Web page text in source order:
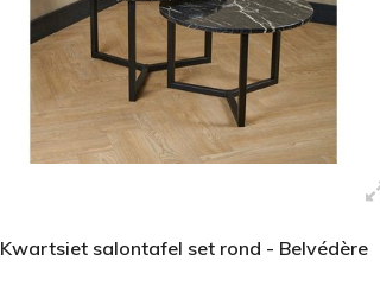
Kwartsiet salontafel set rond - Belvédère